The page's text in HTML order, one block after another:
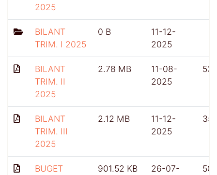
2025
BILANT
TRIM. I 2025
0 B
11-12-
2025
BILANT
TRIM. II
2025
2.78 MB
11-08-
2025
BILANT
TRIM. III
2025
2.12 MB
11-12-
2025
BUGET
901.52 KB
26-07-
505